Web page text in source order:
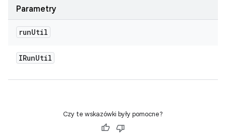
Parametry
runUtil
IRunUtil
Czy te wskazówki były pomocne?